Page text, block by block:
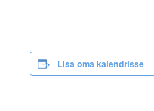
Lisa oma kalendrisse